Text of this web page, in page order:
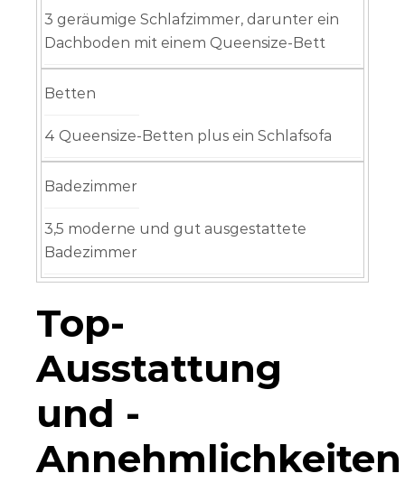
3 geräumige Schlafzimmer, darunter ein
Dachboden mit einem Queensize-Bett
Betten
4 Queensize-Betten plus ein Schlafsofa
Badezimmer
3,5 moderne und gut ausgestattete
Badezimmer
Top-
Ausstattung
und -
Annehmlichkeiten